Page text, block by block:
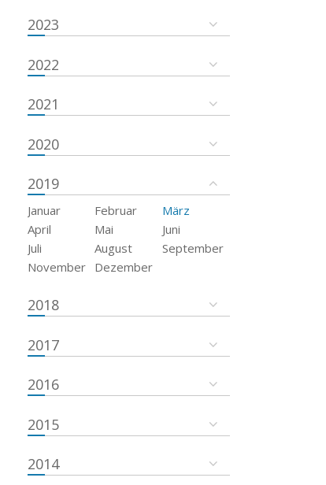
2023
2022
2021
2020
2019
Januar Februar
März
April
Mai
Juni
Juli
August
September
November
Dezember
2018
2017
2016
2015
2014